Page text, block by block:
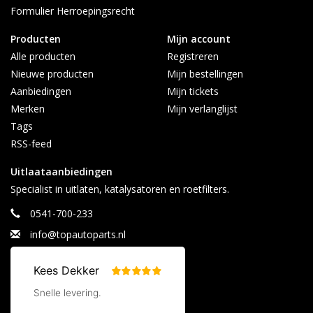
Formulier Herroepingsrecht
Producten
Alle producten
Nieuwe producten
Aanbiedingen
Merken
Tags
RSS-feed
Mijn account
Registreren
Mijn bestellingen
Mijn tickets
Mijn verlanglijst
Uitlaataanbiedingen
Specialist in uitlaten, katalysatoren en roetfilters.
0541-700-233
info@topautoparts.nl